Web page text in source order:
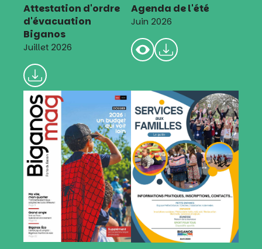
Attestation d'ordre
d'évacuation
Biganos
Juillet 2026
Agenda de l'été
Juin 2026